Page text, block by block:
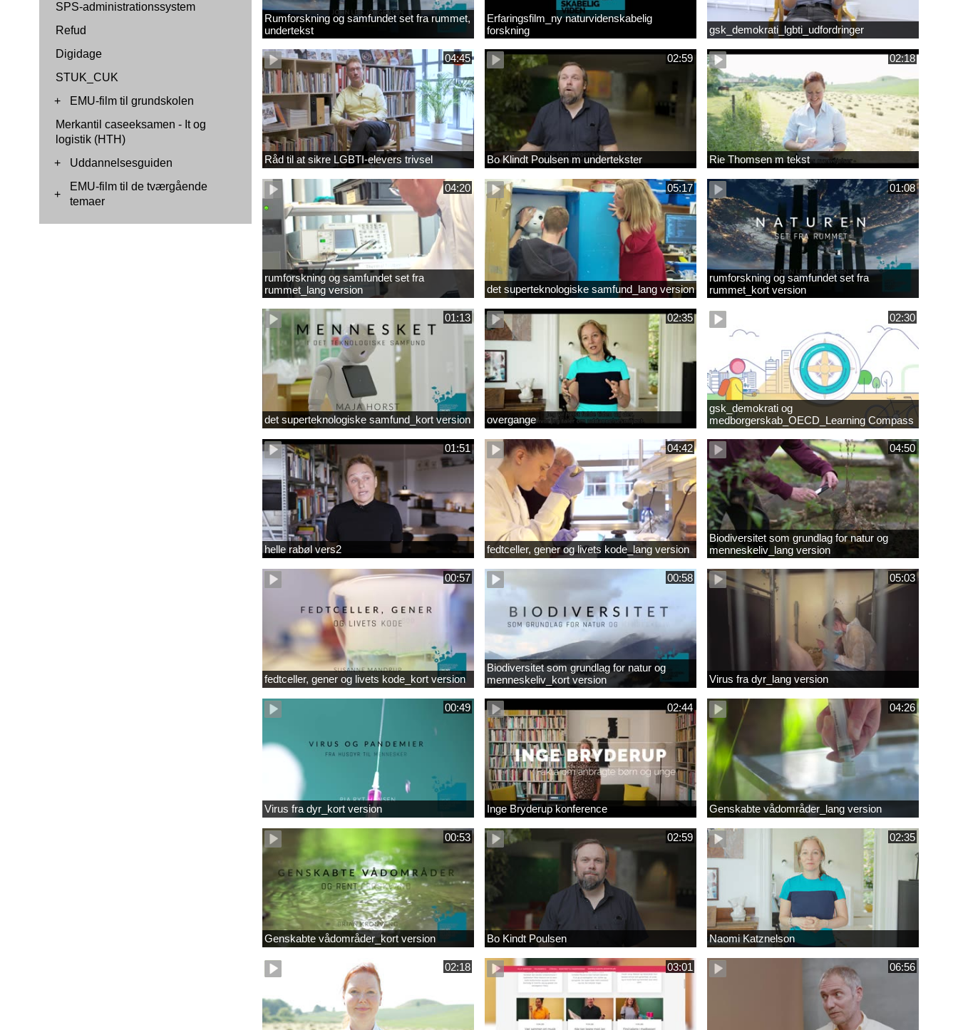
SPS-administrationssystem
Refud
Digidage
STUK_CUK
+
EMU-film til grundskolen
Merkantil caseeksamen - It og
logistik (HTH)
+
Uddannelsesguiden
+
EMU-film til de tværgående
temaer
Rumforskning og samfundet set fra rummet,
undertekst
Erfaringsfilm_ny naturvidenskabelig
forskning
gsk_demokrati_lgbti_udfordringer
04:45
Råd til at sikre LGBTI-elevers trivsel
02:59
Bo Klindt Poulsen m undertekster
02:18
Rie Thomsen m tekst
04:20
rumforskning og samfundet set fra
rummet_lang version
05:17
det superteknologiske samfund_lang version
01:08
rumforskning og samfundet set fra
rummet_kort version
01:13
det superteknologiske samfund_kort version
02:35
overgange
02:30
gsk_demokrati og
medborgerskab_OECD_Learning Compass
2030
01:51
helle rabøl vers2
04:42
fedtceller, gener og livets kode_lang version
04:50
Biodiversitet som grundlag for natur og
menneskeliv_lang version
00:57
fedtceller, gener og livets kode_kort version
00:58
Biodiversitet som grundlag for natur og
menneskeliv_kort version
05:03
Virus fra dyr_lang version
00:49
Virus fra dyr_kort version
02:44
Inge Bryderup konference
04:26
Genskabte vådområder_lang version
00:53
Genskabte vådområder_kort version
02:59
Bo Kindt Poulsen
02:35
Naomi Katznelson
02:18 03:01 06:56